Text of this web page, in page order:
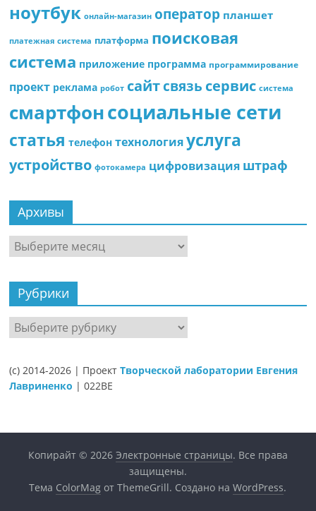
ноутбук онлайн-магазин оператор планшет
платежная система платформа поисковая
система приложение программа программирование
проект реклама робот сайтсвязь сервис система
смартфонсоциальные сети
статья телефон технология услуга
устройство фотокамера цифровизация штраф
Архивы
Архивы
Рубрики
Рубрики
(c) 2014-2026 | ПроектТворческой лаборатории Евгения
Лавриненко | 022BE
Копирайт © 2026 Электронные страницы. Все права
защищены.
Тема ColorMag от ThemeGrill. Создано наWordPress.